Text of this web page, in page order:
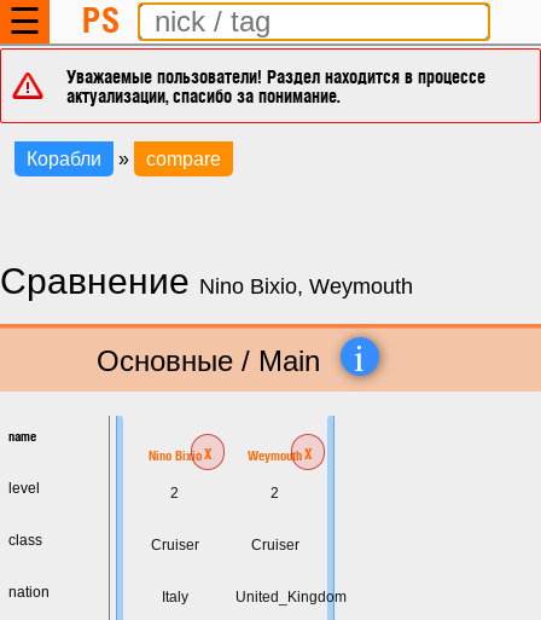
☰ PS
Уважаемые пользователи! Раздел находится в процессе
актуализации, спасибо за понимание.
Корабли » compare
Сравнение Nino Bixio, Weymouth
Основные / Main i
name
level
class
nation
Nino Bixiox
2
Cruiser
Italy
Weymouthx
2
Cruiser
United_Kingdom